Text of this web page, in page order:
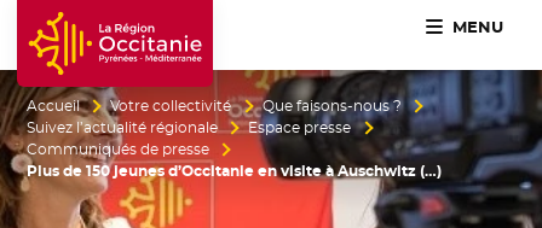
Accueil Région Occitanie / Pyrénées-Méditerranée
MENU
Accueil Votre collectivité
Que faisons-nous ?
Suivez l’actualité régionale
Espace presse
Communiqués de presse
Plus de 150 jeunes d’Occitanie en visite à Auschwitz (…)